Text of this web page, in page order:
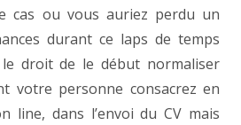
cas ou vous auriez perdu un
durant ce laps de temps
droit de le début normaliser
votre personne consacrez en
line, dans l’envoi du CV mais